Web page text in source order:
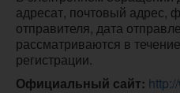
адресат, почтовый адрес,
отправителя, дата
рассматриваются в
регистрации.
Официальный сайт: